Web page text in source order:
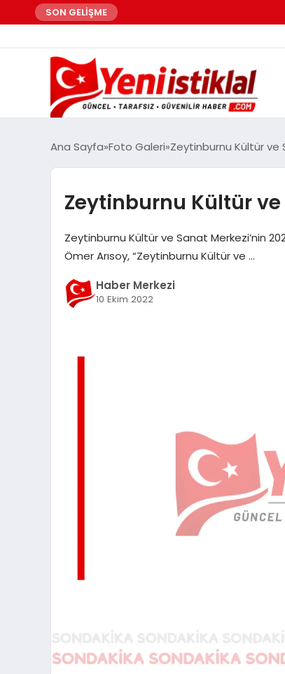
SON GELİŞME
Ana Sayfa Foto Galeri Zeytinburnu Kültür ve
Zeytinburnu Kültür ve
Zeytinburnu Kültür ve Sanat Merkezi’nin
Ömer Arısoy, “Zeytinburnu Kültür ve …
Haber Merkezi
10 Ekim 2022